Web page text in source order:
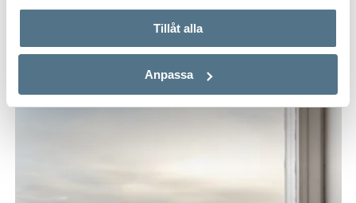
Tillåt alla
Anpassa